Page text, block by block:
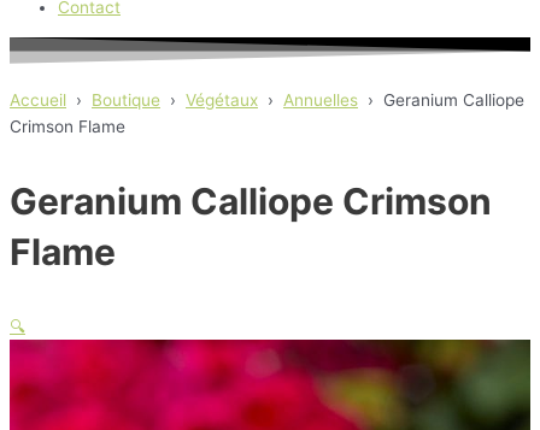
Contact
Accueil › Boutique › Végétaux › Annuelles › Geranium Calliope
Crimson Flame
Geranium Calliope Crimson
Flame
🔍